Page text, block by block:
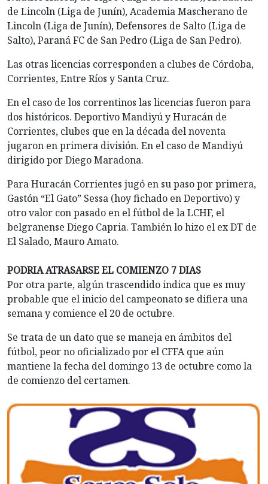
de Lincoln (Liga de Junín), Academia Mascherano de
Lincoln (Liga de Junín), Defensores de Salto (Liga de
Salto), Paraná FC de San Pedro (Liga de San Pedro).
Las otras licencias corresponden a clubes de Córdoba,
Corrientes, Entre Ríos y Santa Cruz.
En el caso de los correntinos las licencias fueron para
dos históricos. Deportivo Mandiyú y Huracán de
Corrientes, clubes que en la década del noventa
jugaron en primera división. En el caso de Mandiyú
dirigido por Diego Maradona.
Para Huracán Corrientes jugó en su paso por primera,
Gastón “El Gato” Sessa (hoy fichado en Deportivo) y
otro valor con pasado en el fútbol de la LCHF, el
belgranense Diego Capria. También lo hizo el ex DT de
El Salado, Mauro Amato.
PODRIA ATRASARSE EL COMIENZO 7 DIAS
Por otra parte, algún trascendido indica que es muy
probable que el inicio del campeonato se difiera una
semana y comience el 20 de octubre.
Se trata de un dato que se maneja en ámbitos del
fútbol, peor no oficializado por el CFFA que aún
mantiene la fecha del domingo 13 de octubre como la
de comienzo del certamen.